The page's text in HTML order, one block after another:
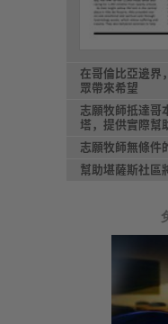
在哥倫比亞邊界
眾帶來希望
志願牧師抵達哥
塔，提供實際幫
志願牧師無條件
幫助堪薩斯社區